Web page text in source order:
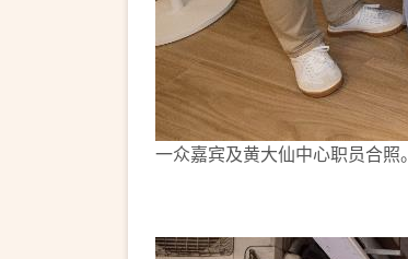
一众嘉宾及黄大仙中心职员合照。